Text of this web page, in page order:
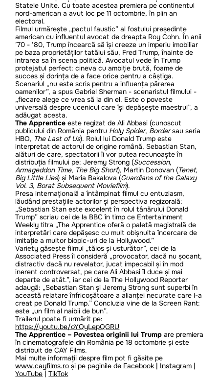
Statele Unite. Cu toate acestea premiera pe continentul
nord-american a avut loc pe 11 octombrie, în plin an
electoral.
Filmul urmărește „pactul faustic” al fostului președinte
american cu influentul avocat de dreapta Roy Cohn. În anii
’70 - ’80, Trump încearcă să își creeze un imperiu imobiliar
pe baza proprietăților tatălui său, Fred Trump, înainte de
intrarea sa în scena politică. Avocatul vede în Trump
protejatul perfect: cineva cu ambiție brută, foame de
succes și dorința de a face orice pentru a câștiga.
Scenariul „nu este scris pentru a influența părerea
oamenilor”, a spus Gabriel Sherman - scenaristul filmului -
„fiecare alege ce vrea să ia din el. Este o poveste
universală despre ucenicul care își depășește maestrul”, a
adăugat acesta.
The Apprentice este regizat de Ali Abbasi (cunoscut
publicului din România pentru Holy Spider, Bordersau seria
HBO, The Last of Us). Rolul lui Donald Trump este
interpretat de actorul de origine română, Sebastian Stan,
alături de care, spectatorii îi vor putea recunoaște în
distribuția filmului pe: Jeremy Strong (Succession,
Armageddon Time, The Big Short), Martin Donovan (Tenet,
Big Little Lies) și Maria Bakalova (Guardians of the Galaxy
Vol. 3, Borat Subsequent Moviefilm).
Presa internațională a întâmpinat filmul cu entuziasm,
lăudând prestațiile actorilor și perspectiva regizorală:
„Sebastian Stan este excelent în rolul tânărului Donald
Trump” scriau cei de la BBC în timp ce Entertainment
Weekly titra „The Apprentice oferă o paletă magistrală de
interpretări care depășesc cu mult obișnuita încercare de
imitație a multor biopic-uri de la Hollywood.”
Variety găsește filmul „tăios și usturător”, cei de la
Associated Press îl consideră „provocator, dacă nu șocant,
distractiv dacă nu revelator, jucat impecabil și în mod
inerent controversat, pe care Ali Abbasi îl duce și mai
departe de atât.”, iar cei de la The Hollywood Reporter
adaugă: „Sebastian Stan și Jeremy Strong sunt superbi în
această relatare înfricoșătoare a alianței necurate care l-a
creat pe Donald Trump.” Concluzia vine de la Screen Rant:
este „un film al naibii de bun”.
Trailerul poate fi urmărit pe:
https://youtu.be/oYQyLepQGRU
The Apprentice – Povestea originii lui Trump are premiera
în cinematografele din România pe 18 octombrie și este
distribuit de CAY Films.
Mai multe informații despre film pot fi găsite pe
www.cayfilms.ro și pe paginile de Facebook | Instagram |
YouTube |TikTok